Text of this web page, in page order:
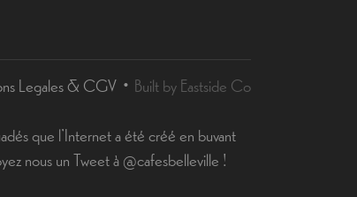
Legales & CGV
Built by Eastside Co
que l’Internet a été créé en buvant
nous un Tweet à @cafesbelleville !